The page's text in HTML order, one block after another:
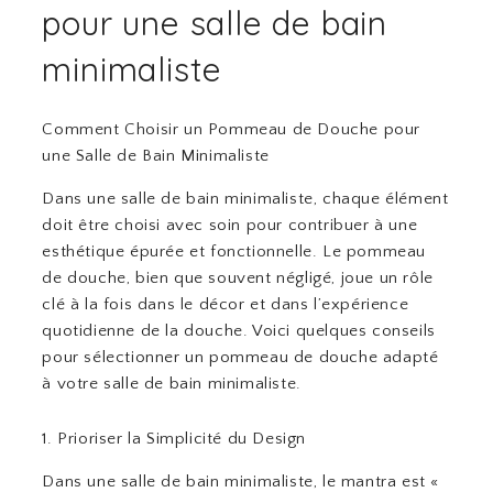
pour une salle de bain
minimaliste
Comment Choisir un Pommeau de Douche pour
une Salle de Bain Minimaliste
Dans une salle de bain minimaliste, chaque élément
doit être choisi avec soin pour contribuer à une
esthétique épurée et fonctionnelle. Le pommeau
de douche, bien que souvent négligé, joue un rôle
clé à la fois dans le décor et dans l’expérience
quotidienne de la douche. Voici quelques conseils
pour sélectionner un pommeau de douche adapté
à votre salle de bain minimaliste.
1. Prioriser la Simplicité du Design
Dans une salle de bain minimaliste, le mantra est «